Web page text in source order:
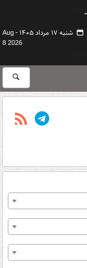
شنبه ۱۷ مرداد ۱۴۰۵ -
Aug
8 2026